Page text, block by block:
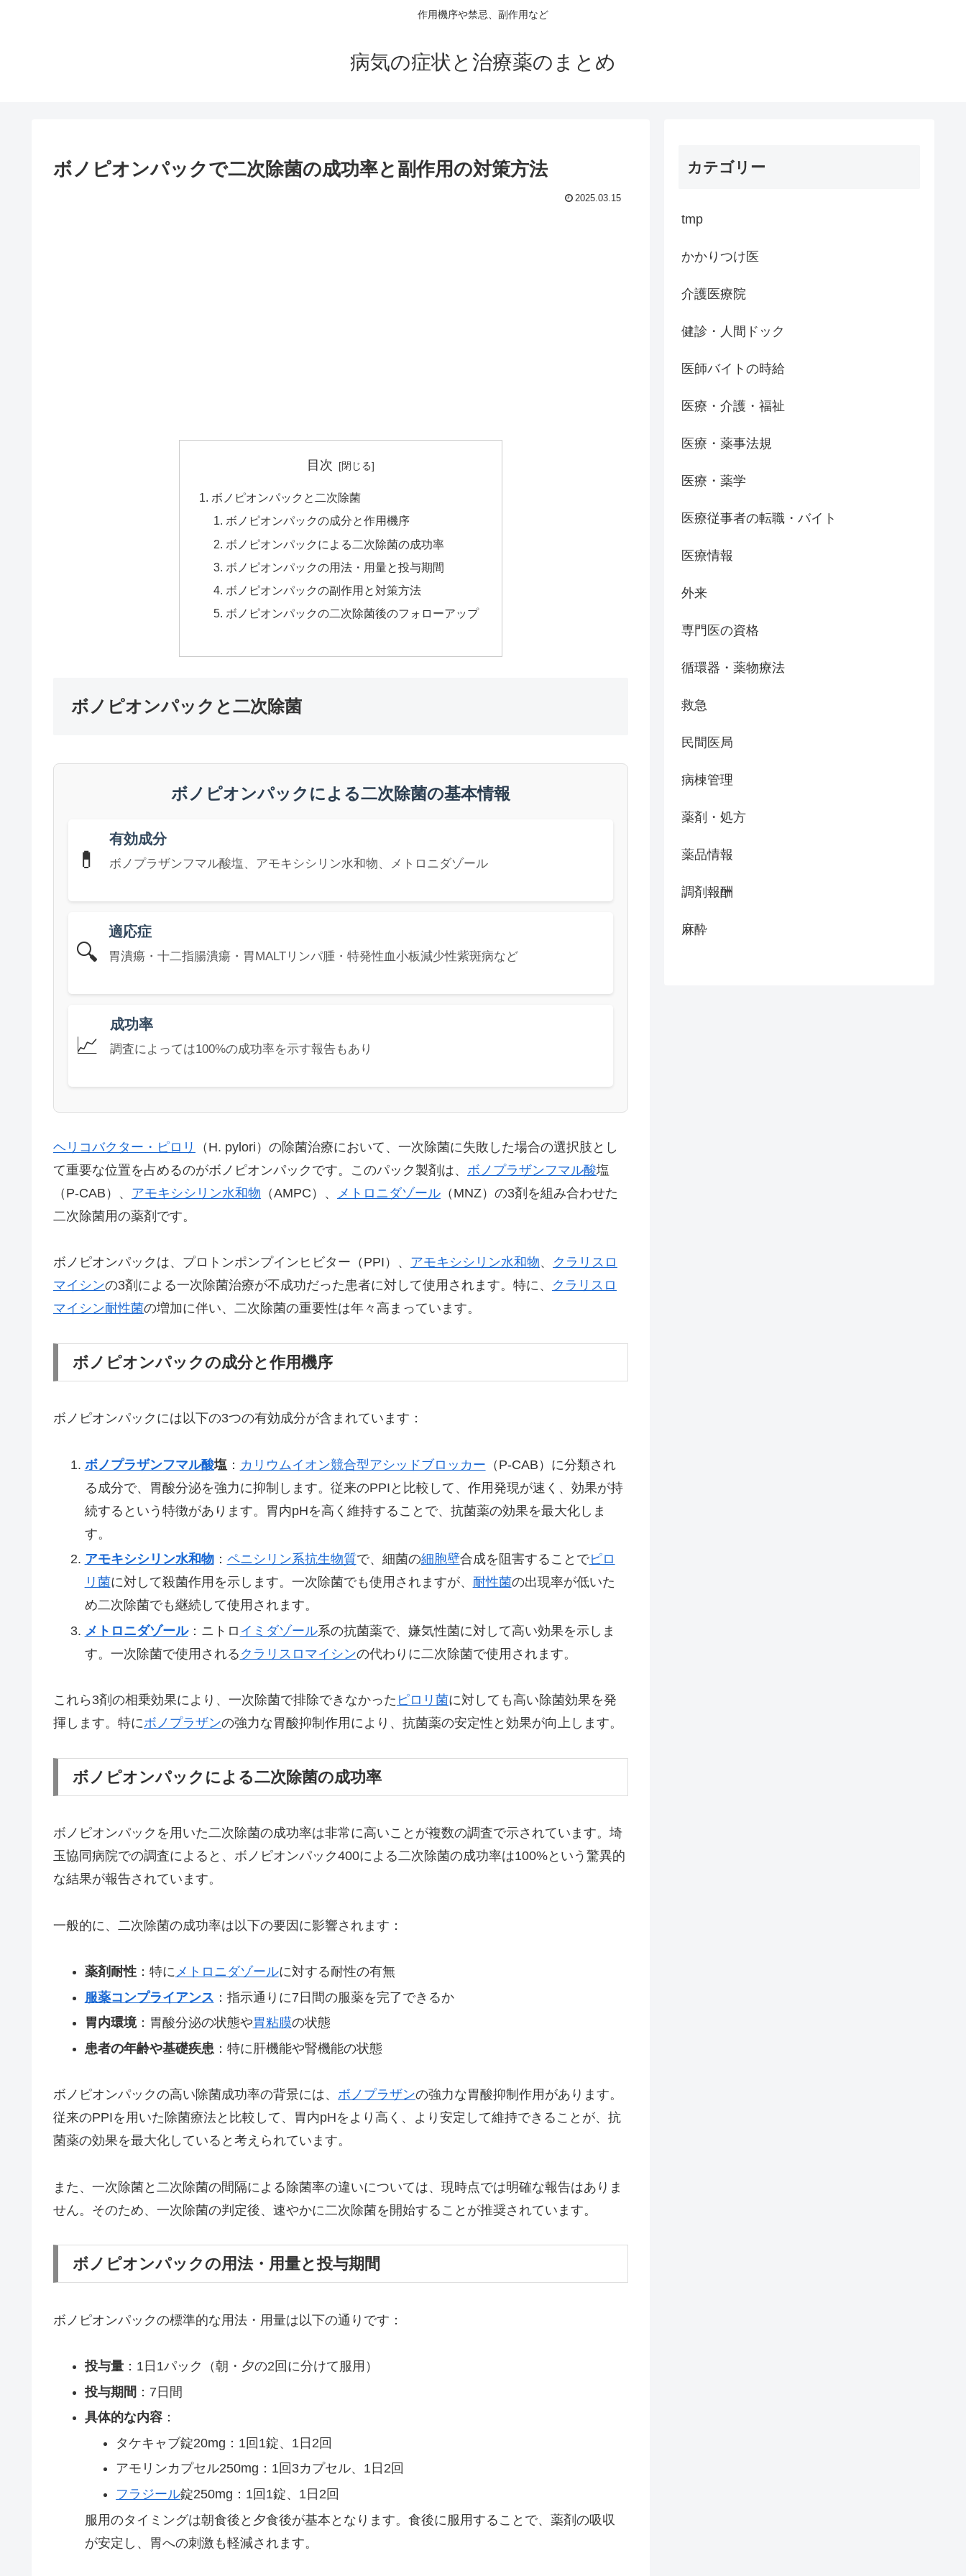
作用機序や禁忌、副作用など
病気の症状と治療薬のまとめ
ボノピオンパックで二次除菌の成功率と副作用の対策方法
2025.03.15
目次
ボノピオンパックと二次除菌
ボノピオンパックの成分と作用機序
ボノピオンパックによる二次除菌の成功率
ボノピオンパックの用法・用量と投与期間
ボノピオンパックの副作用と対策方法
ボノピオンパックの二次除菌後のフォローアップ
ボノピオンパックと二次除菌
ボノピオンパックによる二次除菌の基本情報
💊
有効成分
ボノプラザンフマル酸塩、アモキシシリン水和物、メトロニダゾール
🔍
適応症
胃潰瘍・十二指腸潰瘍・胃MALTリンパ腫・特発性血小板減少性紫斑病など
📈
成功率
調査によっては100%の成功率を示す報告もあり
ヘリコバクター・ピロリ
（H. pylori）の除菌治療において、一次除菌に失敗した場合の選択肢とし
て重要な位置を占めるのがボノピオンパックです。このパック製剤は、 ボノプラザンフマル酸塩
（P-CAB）、 アモキシシリン水和物 （AMPC）、 メトロニダゾール （MNZ）の3剤を組み合わせた
二次除菌用の薬剤です。
ボノピオンパックは、プロトンポンプインヒビター（PPI）、 アモキシシリン水和物、 クラリスロ
マイシンの3剤による一次除菌治療が不成功だった患者に対して使用されます。特に、 クラリスロ
マイシン耐性菌の増加に伴い、二次除菌の重要性は年々高まっています。
ボノピオンパックの成分と作用機序
ボノピオンパックには以下の3つの有効成分が含まれています：
ボノプラザンフマル酸塩 ： カリウムイオン競合型アシッドブロッカー （P-CAB）に分類され
る成分で、胃酸分泌を強力に抑制します。従来のPPIと比較して、作用発現が速く、効果が持
続するという特徴があります。胃内pHを高く維持することで、抗菌薬の効果を最大化しま
す。
アモキシシリン水和物： ペニシリン系抗生物質で、細菌の細胞壁合成を阻害することでピロ
リ菌に対して殺菌作用を示します。一次除菌でも使用されますが、 耐性菌の出現率が低いた
め二次除菌でも継続して使用されます。
メトロニダゾール：ニトロ イミダゾール系の抗菌薬で、嫌気性菌に対して高い効果を示しま
す。一次除菌で使用される クラリスロマイシンの代わりに二次除菌で使用されます。
これら3剤の相乗効果により、一次除菌で排除できなかった ピロリ菌に対しても高い除菌効果を発
揮します。特にボノプラザンの強力な胃酸抑制作用により、抗菌薬の安定性と効果が向上します。
ボノピオンパックによる二次除菌の成功率
ボノピオンパックを用いた二次除菌の成功率は非常に高いことが複数の調査で示されています。埼
玉協同病院での調査によると、ボノピオンパック400による二次除菌の成功率は100%という驚異的
な結果が報告されています。
一般的に、二次除菌の成功率は以下の要因に影響されます：
薬剤耐性：特にメトロニダゾールに対する耐性の有無
服薬コンプライアンス ：指示通りに7日間の服薬を完了できるか
胃内環境：胃酸分泌の状態や胃粘膜の状態
患者の年齢や基礎疾患 ：特に肝機能や腎機能の状態
ボノピオンパックの高い除菌成功率の背景には、 ボノプラザンの強力な胃酸抑制作用があります。
従来のPPIを用いた除菌療法と比較して、胃内pHをより高く、より安定して維持できることが、抗
菌薬の効果を最大化していると考えられています。
また、一次除菌と二次除菌の間隔による除菌率の違いについては、現時点では明確な報告はありま
せん。そのため、一次除菌の判定後、速やかに二次除菌を開始することが推奨されています。
ボノピオンパックの用法・用量と投与期間
ボノピオンパックの標準的な用法・用量は以下の通りです：
投与量：1日1パック（朝・夕の2回に分けて服用）
投与期間 ：7日間
具体的な内容：
タケキャブ錠20mg：1回1錠、1日2回
アモリンカプセル250mg：1回3カプセル、1日2回
フラジール錠250mg：1回1錠、1日2回
服用のタイミングは朝食後と夕食後が基本となります。食後に服用することで、薬剤の吸収
が安定し、胃への刺激も軽減されます。
カテゴリー
tmp
かかりつけ医
介護医療院
健診・人間ドック
医師バイトの時給
医療・介護・福祉
医療・薬事法規
医療・薬学
医療従事者の転職・バイト
医療情報
外来
専門医の資格
循環器・薬物療法
救急
民間医局
病棟管理
薬剤・処方
薬品情報
調剤報酬
麻酔